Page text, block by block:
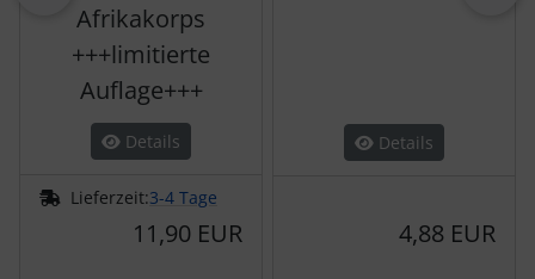
Afrikakorps
+++limitierte
Auflage+++
Details
Lieferzeit:3-4 Tage
11,90 EUR
Details
4,88 EUR